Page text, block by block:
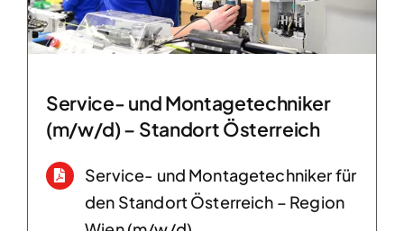
Service- und Montagetechniker
(m/w/d) – Standort Österreich
Service- und Montagetechniker für
den Standort Österreich – Region